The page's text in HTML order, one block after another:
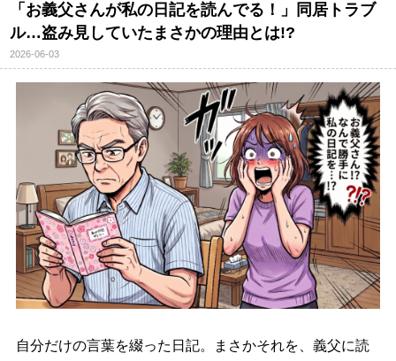
「お義父さんが私の日記を読んでる！」同居トラブ
ル…盗み見していたまさかの理由とは!?
2026-06-03
自分だけの言葉を綴った日記。まさかそれを、義父に読